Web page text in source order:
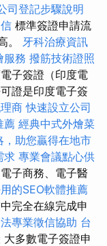
司登記步驟說明
標準簽證申請流
。 牙科治療資訊
服務 撥筋技術證照
子簽證（印度電
證是印度電子簽
商 快速設立公司
薦 經典中式外燴菜
，助您贏得在地市
求 專業會議點心供
子商務、電子醫
的SEO軟體推薦
完全在線完成申
專業徵信協助 台
大多數電子簽證申